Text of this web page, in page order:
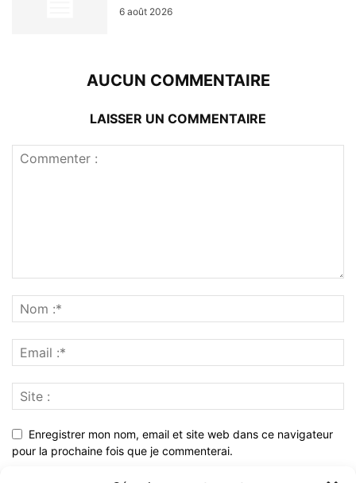
6 août 2026
AUCUN COMMENTAIRE
LAISSER UN COMMENTAIRE
Enregistrer mon nom, email et site web dans ce navigateur
pour la prochaine fois que je commenterai.